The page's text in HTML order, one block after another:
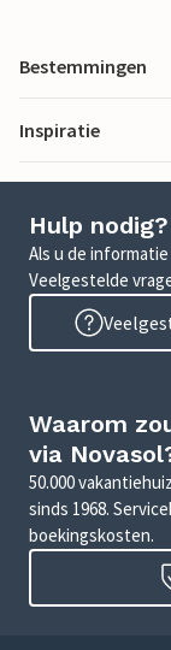
Bestemmingen
Inspiratie
Hulp nodig?
Als u de
Veelgestelde
Waarom
via
50.000
sinds 1968.
boekingskosten.